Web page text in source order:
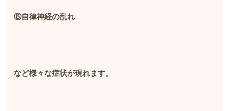
⑥自律神経の乱れ
など様々な症状が現れます。